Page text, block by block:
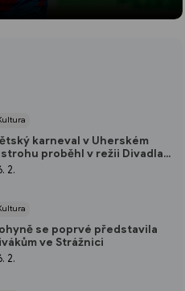
karneval v Uherském
proběhl v režii Divadla
2.
se poprvé představila
ve Strážnici
2.